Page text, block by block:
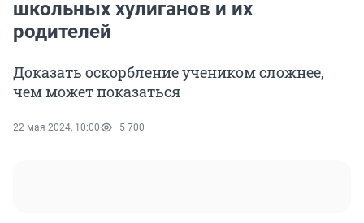
школьных хулиганов и их
родителей
Доказать оскорбление учеником сложнее,
чем может показаться
22 мая 2024, 10:00 5 700